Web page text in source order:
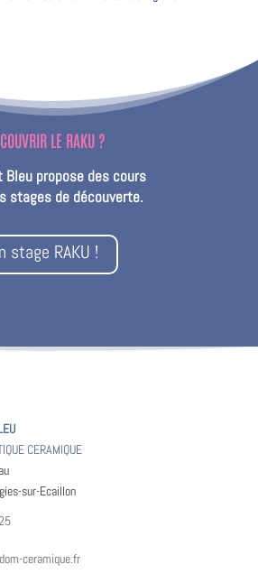
LE RAKU ?
Bleu propose des cours
stages de découverte.
stage RAKU !
CERAMIQUE
sur-Ecaillon
ceramique.fr